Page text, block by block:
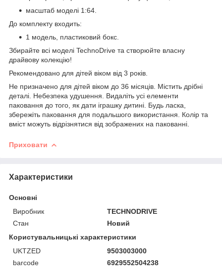
масштаб моделі 1:64.
До комплекту входить:
1 модель, пластиковий бокс.
Збирайте всі моделі TechnoDrive та створюйте власну
драйвову колекцію!
Рекомендовано для дітей віком від 3 років.
Не призначено для дітей віком до 36 місяців. Містить дрібні
деталі. Небезпека удушення. Видаліть усі елементи
паковання до того, як дати іграшку дитині. Будь ласка,
збережіть паковання для подальшого використання. Колір та
вміст можуть відрізнятися від зображених на пакованні.
Приховати
Характеристики
Основні
Виробник
TECHNODRIVE
Стан
Новий
Користувальницькі характеристики
UKTZED
9503003000
barcode
6929552504238